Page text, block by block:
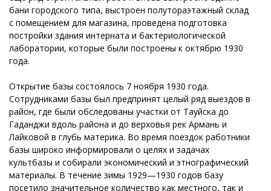
бани городского типа, выстроен полутораэтажный склад
с помещением для магазина, проведена подготовка
постройки здания интерната и бактериологической
лаборатории, которые были построены к октябрю 1930
года.
Открытие базы состоялось 7 ноября 1930 года.
Сотрудниками базы был предпринят целый ряд выездов в
район, где были обследованы участки от Тауйска до
Гаданджи вдоль района и до верховья рек Армань и
Лайковой в глубь материка. Во время поездок работники
базы широко информировали о целях и задачах
культбазы и собирали экономический и этнографический
материалы. В течение зимы 1929—1930 годов базу
посетило значительное количество как местного, так и